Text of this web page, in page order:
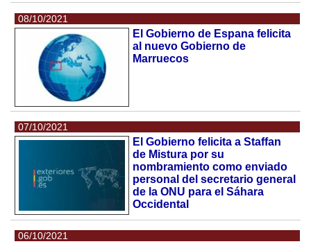
08/10/2021
El Gobierno de Espana felicita
al nuevo Gobierno de
Marruecos
07/10/2021
El Gobierno felicita a Staffan
de Mistura por su
nombramiento como enviado
personal del secretario general
de la ONU para el Sáhara
Occidental
06/10/2021